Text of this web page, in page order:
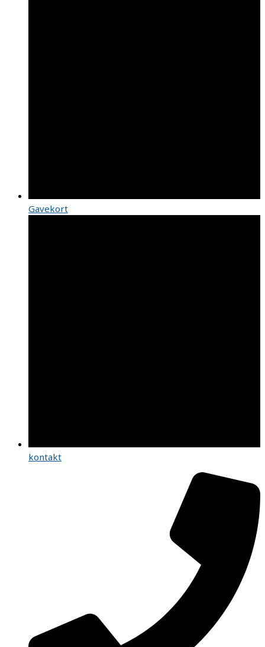
Gavekort
kontakt